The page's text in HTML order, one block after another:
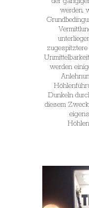
werden,
werden
Dunkeln
diesem